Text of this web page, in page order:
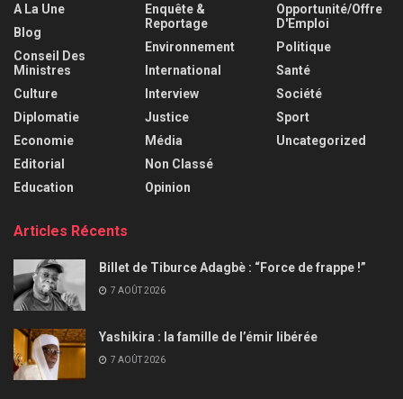
A La Une
Blog
Conseil Des
Ministres
Culture
Diplomatie
Economie
Editorial
Education
Enquête &
Reportage
Environnement
International
Interview
Justice
Média
Non Classé
Opinion
Opportunité/Offre
D'Emploi
Politique
Santé
Société
Sport
Uncategorized
Articles Récents
Billet de Tiburce Adagbè : “Force de frappe !”
7 AOÛT 2026
Yashikira : la famille de l’émir libérée
7 AOÛT 2026